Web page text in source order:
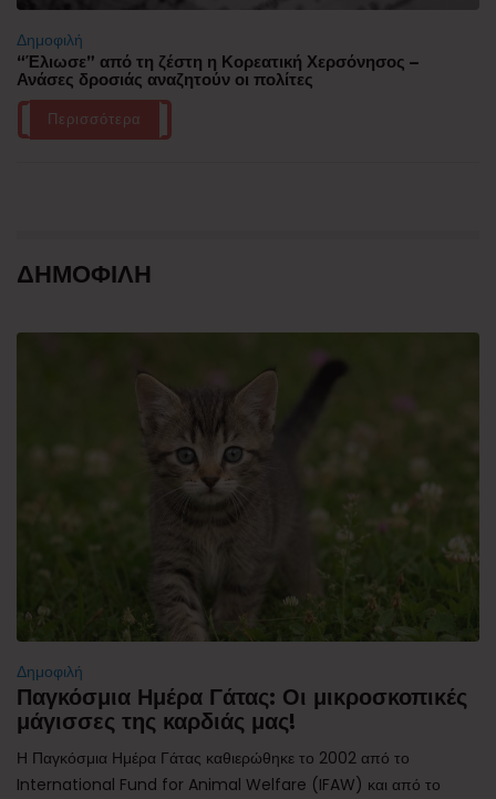
Δημοφιλή
“Έλιωσε” από τη ζέστη η Κορεατική Χερσόνησος –
Ανάσες δροσιάς αναζητούν οι πολίτες
Περισσότερα
ΔΗΜΟΦΙΛΗ
Δημοφιλή
Παγκόσμια Ημέρα Γάτας: Οι μικροσκοπικές
μάγισσες της καρδιάς μας!
Η Παγκόσμια Ημέρα Γάτας καθιερώθηκε το 2002 από το
International Fund for Animal Welfare (IFAW) και από το